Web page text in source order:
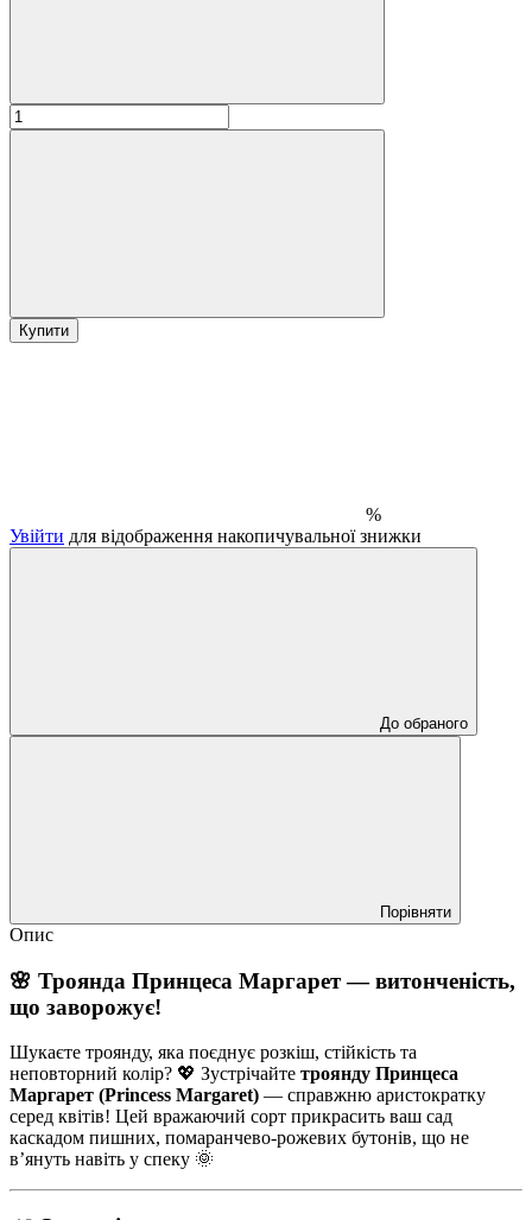
Купити
%
Увійти для відображення накопичувальної знижки
До обраного
Порівняти
Опис
🌸 Троянда Принцеса Маргарет — витонченість,
що заворожує!
Шукаєте троянду, яка поєднує розкіш, стійкість та
неповторний колір? 💖 Зустрічайте троянду Принцеса
Маргарет (Princess Margaret) — справжню аристократку
серед квітів! Цей вражаючий сорт прикрасить ваш сад
каскадом пишних, помаранчево-рожевих бутонів, що не
в’януть навіть у спеку 🌞